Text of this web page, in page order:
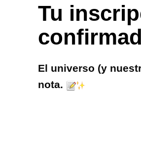
Tu
El universo (y
nota.